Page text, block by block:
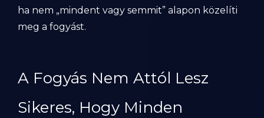
ha nem „mindent vagy semmit” alapon közelíti
meg a fogyást.
A Fogyás Nem Attól Lesz
Sikeres, Hogy Minden